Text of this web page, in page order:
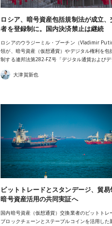
ロシア、暗号資産包括規制法が成立、
者を登録制に。国内決済禁止は継続
ロシアのウラジーミル・プーチン（Vladimir
領が、暗号資産（仮想通貨）やデジタル権利を包
制する連邦法第282-FZ号「デジタル通貨および
大津賀新也
ビットトレードとスタンデージ、貿易
暗号資産活用の共同実証へ
国内暗号資産（仮想通貨）交換業者のビットトレ
ブロックチェーンとステーブルコインを活用した